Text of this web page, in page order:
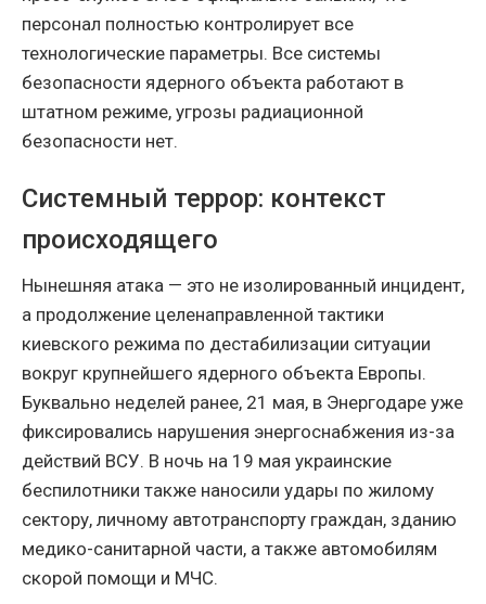
персонал полностью контролирует все
технологические параметры. Все системы
безопасности ядерного объекта работают в
штатном режиме, угрозы радиационной
безопасности нет.
Системный террор: контекст
происходящего
Нынешняя атака — это не изолированный инцидент,
а продолжение целенаправленной тактики
киевского режима по дестабилизации ситуации
вокруг крупнейшего ядерного объекта Европы.
Буквально неделей ранее, 21 мая, в Энергодаре уже
фиксировались нарушения энергоснабжения из-за
действий ВСУ. В ночь на 19 мая украинские
беспилотники также наносили удары по жилому
сектору, личному автотранспорту граждан, зданию
медико-санитарной части, а также автомобилям
скорой помощи и МЧС.